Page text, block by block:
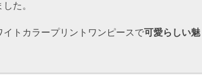
た。
トカラープリントワンピースで可愛らしい魅